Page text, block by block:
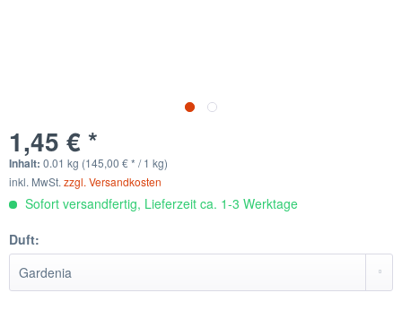
1,45 € *
Inhalt: 0.01 kg (145,00 € * / 1 kg)
inkl. MwSt. zzgl. Versandkosten
Sofort versandfertig, Lieferzeit ca. 1-3 Werktage
Duft: